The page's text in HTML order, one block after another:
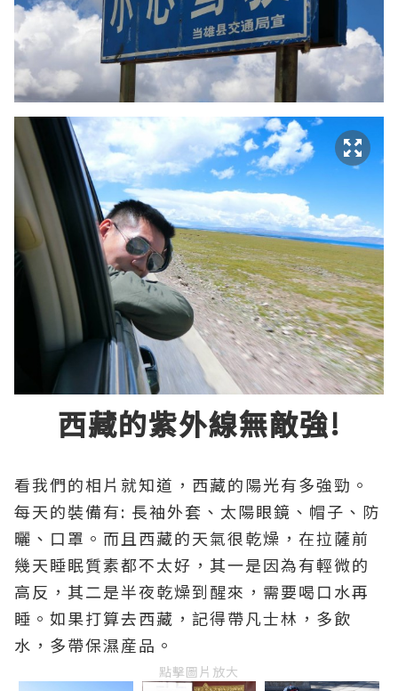
西藏的紫外線無敵強!
看我們的相片就知道，西藏的陽光有多強勁。
每天的裝備有: 長袖外套、太陽眼鏡、帽子、防
曬、口罩。而且西藏的天氣很乾燥，在拉薩前
幾天睡眠質素都不太好，其一是因為有輕微的
高反，其二是半夜乾燥到醒來，需要喝口水再
睡。如果打算去西藏，記得帶凡士林，多飲
水，多帶保濕産品。
點擊圖片放大